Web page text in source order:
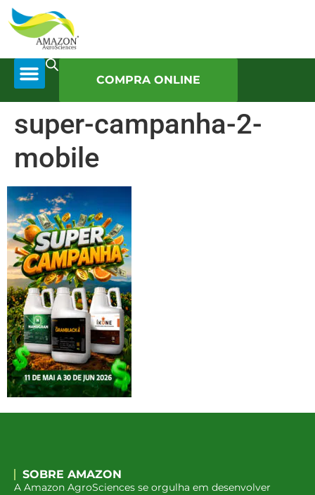
COMPRA ONLINE
super-campanha-2-
mobile
SOBRE AMAZON
A Amazon AgroSciences se orgulha em desenvolver